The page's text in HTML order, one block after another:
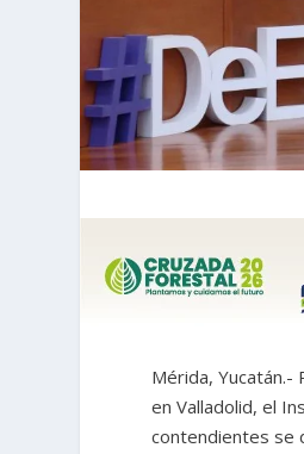
Mérida,
en Valladolid, el
contendientes se